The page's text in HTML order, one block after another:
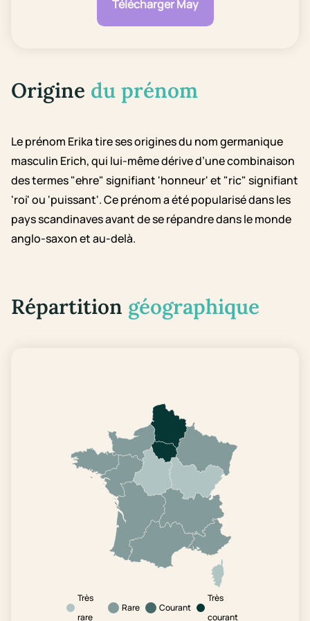
Télécharger May
Origine du prénom
Le prénom Erika tire ses origines du nom germanique
masculin Erich, qui lui-même dérive d’une combinaison
des termes "ehre" signifiant 'honneur' et "ric" signifiant
'roi' ou 'puissant'. Ce prénom a été popularisé dans les
pays scandinaves avant de se répandre dans le monde
anglo-saxon et au-delà.
Répartition géographique
Très
rare
Rare Courant
Très
courant